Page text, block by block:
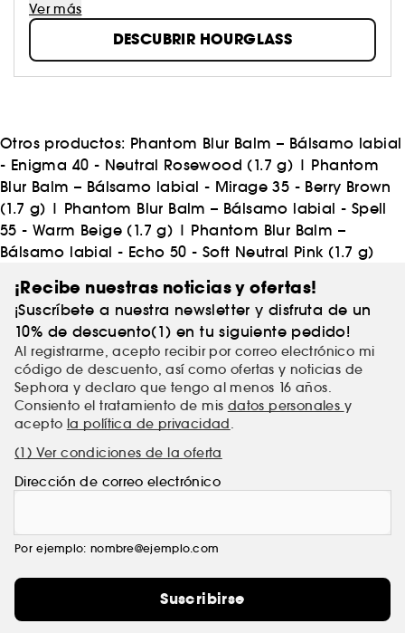
cuidado de la piel se diseñan para brindar una
transformación imperceptible y aplicarse sin
esfuerzo. Gracias a sus envases de última
generación y a sus fórmulas avanzadas, Hourglass
marca tendencia creando nuevos clásicos.
Ver más
DESCUBRIR HOURGLASS
Otros productos: Phantom Blur Balm – Bálsamo labial
- Enigma 40 - Neutral Rosewood (1.7 g) | Phantom
Blur Balm – Bálsamo labial - Mirage 35 - Berry Brown
(1.7 g) | Phantom Blur Balm – Bálsamo labial - Spell
55 - Warm Beige (1.7 g) | Phantom Blur Balm –
Bálsamo labial - Echo 50 - Soft Neutral Pink (1.7 g)
¡Recibe nuestras noticias y ofertas!
¡Suscríbete a nuestra newsletter y disfruta de un
10% de descuento(1) en tu siguiente pedido!
Al registrarme, acepto recibir por correo electrónico mi
código de descuento, así como ofertas y noticias de
Sephora y declaro que tengo al menos 16 años.
Consiento el tratamiento de mis datos personales y
acepto la política de privacidad.
(1) Ver condiciones de la oferta
Dirección de correo electrónico
Por ejemplo: nombre@ejemplo.com
Suscribirse